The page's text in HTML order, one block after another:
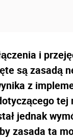
i
są zasadą
z
tej
jednak
zasada ta